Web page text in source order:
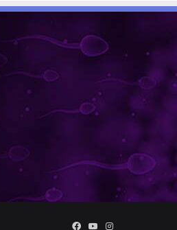
Facebook
YouTubeInstagram